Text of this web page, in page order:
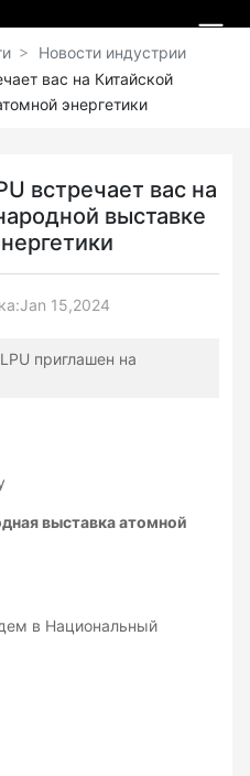
Новости индустрии
вас на Китайской
энергетики
встречает вас на
выставке
Jan 15,2024
выставка атомной
в Национальный